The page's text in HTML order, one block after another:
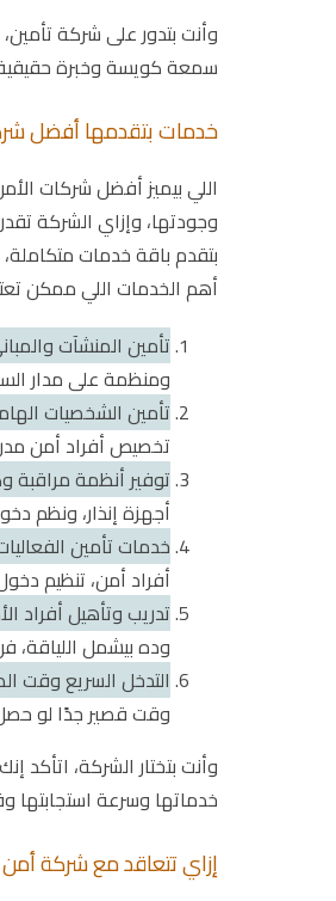
وأنت بتدور على شركة
سمعة كويسة وخبرة
خدمات بتقدمها أفضل
اللي بيميز أفضل شركات
وجودتها، وإزاي الشركة
بتقدم باقة خدمات
أهم الخدمات اللي ممكن
تأمين المنشآت
ومنظمة على مدار
تأمين الشخصيات
تخصيص أفراد أمن
توفير أنظمة مراقبة
أجهزة إنذار، ونظم
خدمات تأمين
أفراد أمن، تنظيم
تدريب وتأهيل أفراد
وده بيشمل اللياقة،
التدخل السريع وقت
وقت قصير جدًا لو
وأنت بتختار الشركة،
خدماتها وسرعة استجابتها
إزاي تتعاقد مع شركة